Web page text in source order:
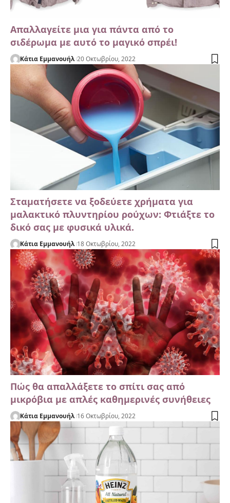
Απαλλαγείτε μια για πάντα από το
σιδέρωμα με αυτό το μαγικό σπρέι!
Κάτια Εμμανουήλ 20 Οκτωβρίου, 2022
Σταματήσετε να ξοδεύετε χρήματα για
μαλακτικό πλυντηρίου ρούχων: Φτιάξτε το
δικό σας με φυσικά υλικά.
Κάτια Εμμανουήλ 18 Οκτωβρίου, 2022
Πώς θα απαλλάξετε το σπίτι σας από
μικρόβια με απλές καθημερινές συνήθειες
Κάτια Εμμανουήλ 16 Οκτωβρίου, 2022